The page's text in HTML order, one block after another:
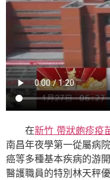
在新竹 帶狀皰疹疫
南昌年夜學第一從屬病
癌等多種基本疾病的游
醫護職員的特別林天秤